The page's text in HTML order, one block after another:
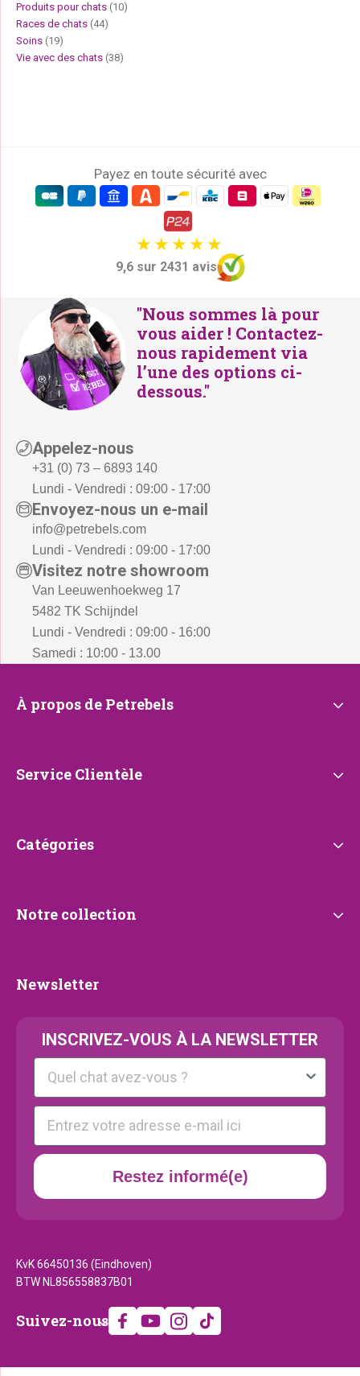
Produits pour chats (10)
Races de chats (44)
Soins (19)
Vie avec des chats (38)
Payez en toute sécurité avec
9,6 sur 2431 avis
"Nous sommes là pour
vous aider ! Contactez-
nous rapidement via
l’une des options ci-
dessous."
Appelez-nous
+31 (0) 73 – 6893 140
Lundi - Vendredi : 09:00 - 17:00
Envoyez-nous un e-mail
info@petrebels.com
Lundi - Vendredi : 09:00 - 17:00
Visitez notre showroom
Van Leeuwenhoekweg 17
5482 TK Schijndel
Lundi - Vendredi : 09:00 - 16:00
Samedi : 10:00 - 13.00
À
Petrebels
À propos de Petrebels
Service
Service Clientèle
Catégories
Catégories
Notre
Notre collection
Newsletter
Newsletter
INSCRIVEZ-VOUS À LA NEWSLETTER
Kattenras
E-mail
Restez informé(e)
KvK 66450136 (Eindhoven)
BTW NL856558837B01
Suivez-
Suivez-nous